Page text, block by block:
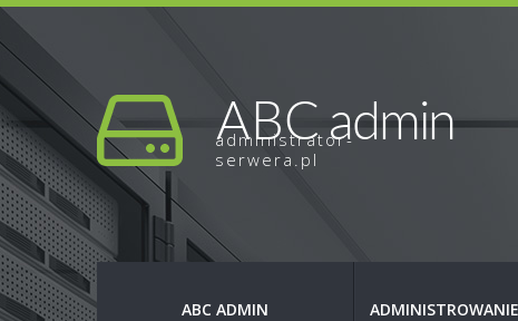
administrator-
serwera.pl
ABC ADMIN